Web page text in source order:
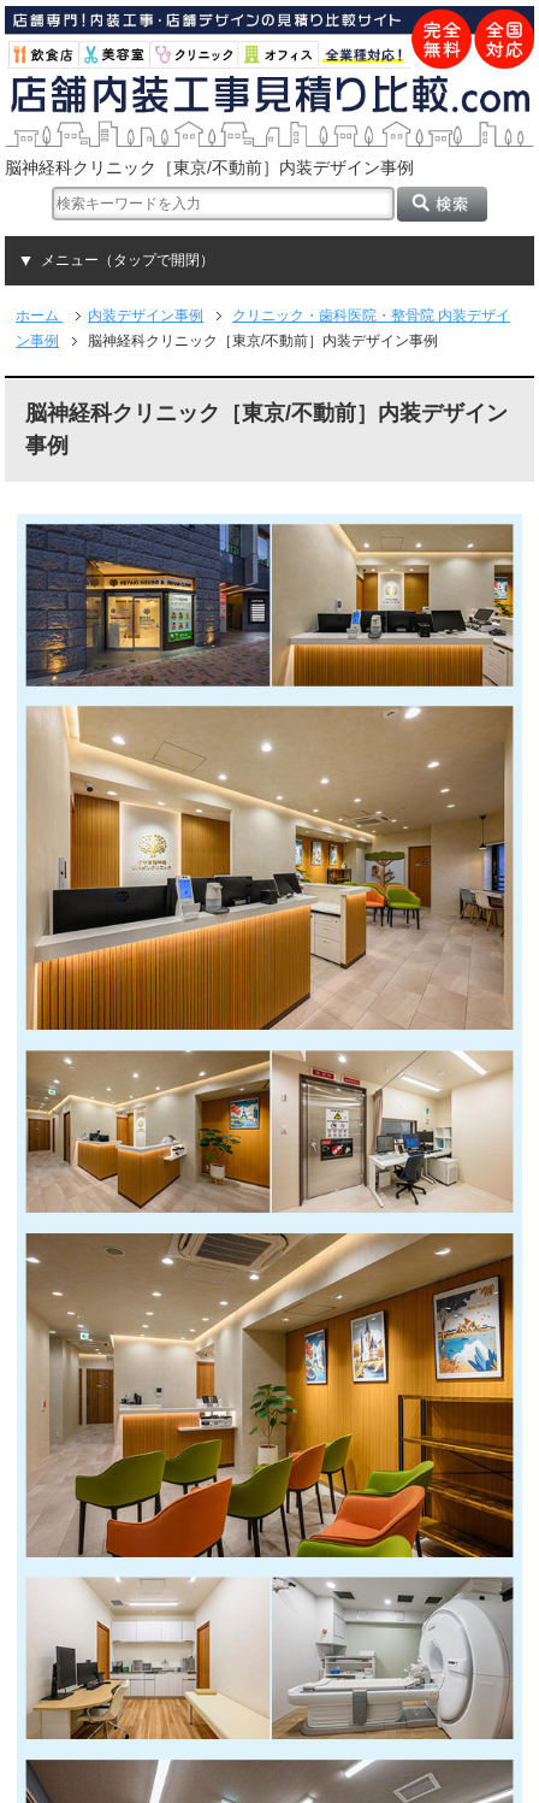
脳神経科クリニック［東京/不動前］内装デザイン事例
メニュー（タップで開閉）
ホーム 内装デザイン事例
クリニック・歯科医院・整骨院 内装デザイ
ン事例
脳神経科クリニック［東京/不動前］内装デザイン事例
脳神経科クリニック［東京/不動前］内装デザイン
事例